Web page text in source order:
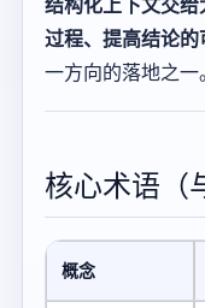
过程、提高结论
一方向的落地之一。
核心术语（
概念